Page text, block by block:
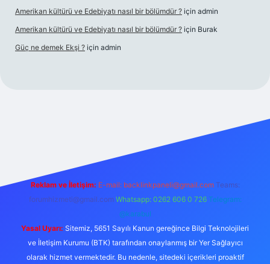
Amerikan kültürü ve Edebiyatı nasıl bir bölümdür ? için admin
Amerikan kültürü ve Edebiyatı nasıl bir bölümdür ? için Burak
Güç ne demek Ekşi ? için admin
Reklam ve İletişim: E-mail: backlinkpaneli@gmail.com Teams:
forumhizmeti@gmail.com Whatsapp: 0262 606 0 726 Telegram:
@karabul
Yasal Uyarı: Sitemiz, 5651 Sayılı Kanun gereğince Bilgi Teknolojileri
ve İletişim Kurumu (BTK) tarafından onaylanmış bir Yer Sağlayıcı
olarak hizmet vermektedir. Bu nedenle, sitedeki içerikleri proaktif